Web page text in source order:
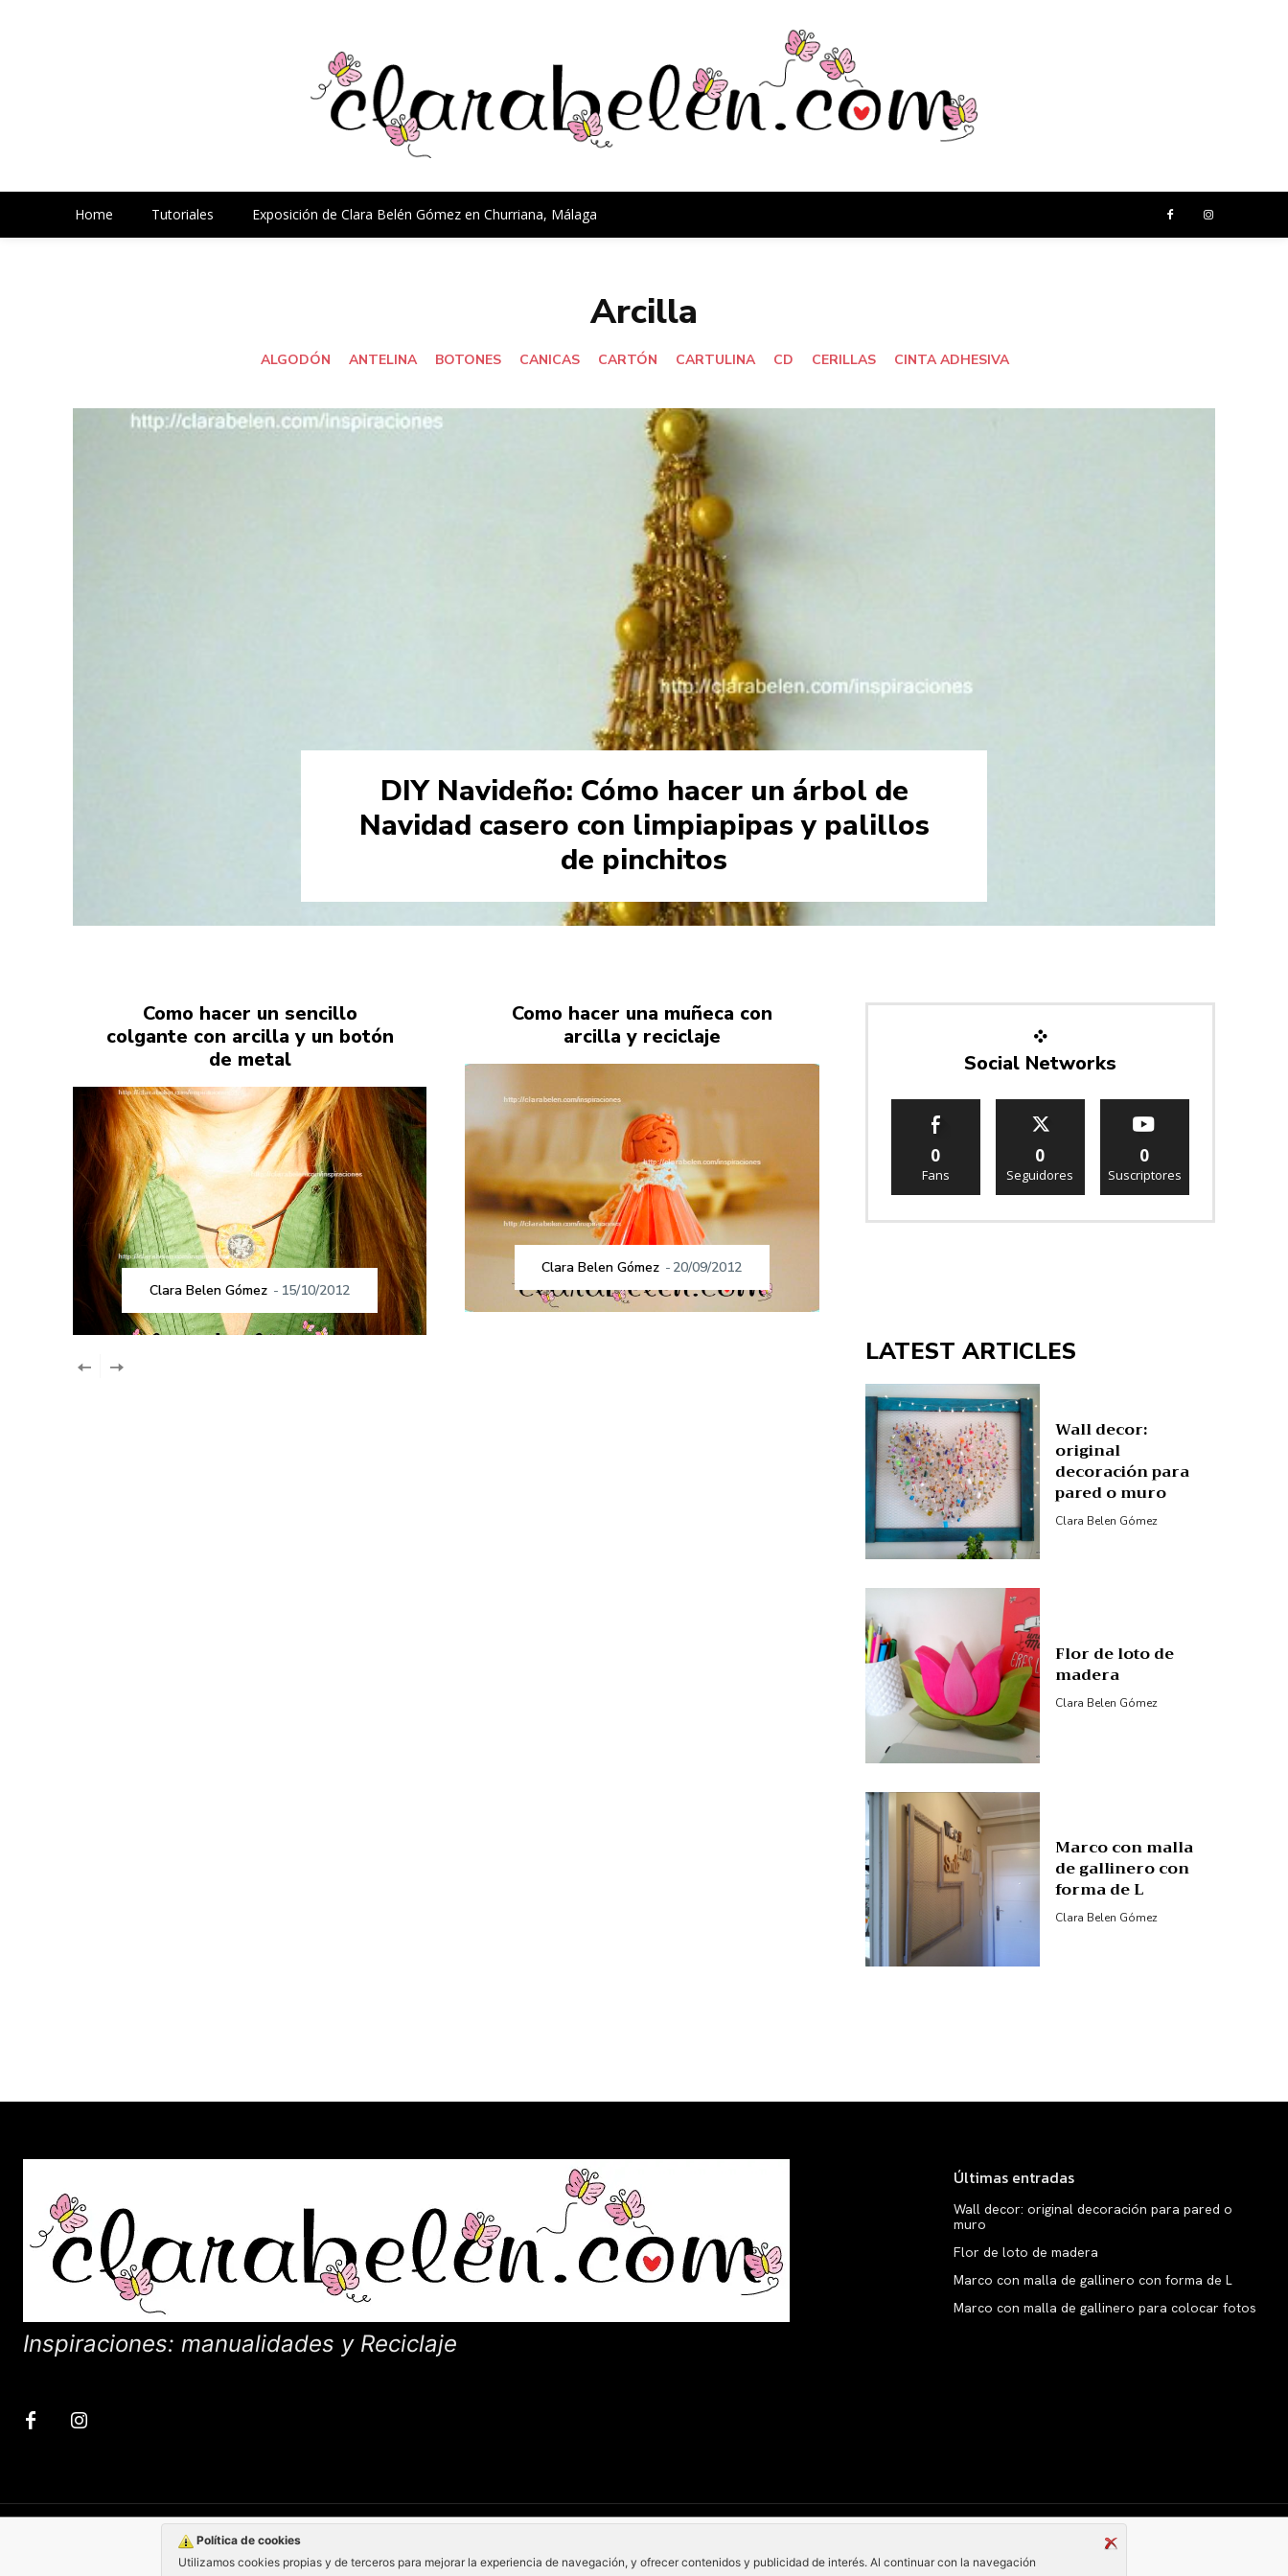
Política de cookies
Utilizamos cookies propias y de terceros para mejorar la experiencia de navegación, y ofrecer contenidos y publicidad de interés. Al continuar con la navegación
Home Tutoriales Exposición de Clara Belén Gómez en Churriana, Málaga
Arcilla
ALGODÓN ANTELINA BOTONES CANICAS CARTÓN CARTULINA CD CERILLAS CINTA ADHESIVA
DIY Navideño: Cómo hacer un árbol de
Navidad casero con limpiapipas y palillos
de pinchitos
Como hacer un sencillo
colgante con arcilla y un botón
de metal
Clara Belen Gómez - 15/10/2012
Como hacer una muñeca con
arcilla y reciclaje
Clara Belen Gómez - 20/09/2012
Social Networks
0
Fans
0
Seguidores
0
Suscriptores
LATEST ARTICLES
Wall decor:
original
decoración para
pared o muro
Clara Belen Gómez
Flor de loto de
madera
Clara Belen Gómez
Marco con malla
de gallinero con
forma de L
Clara Belen Gómez
Inspiraciones: manualidades y Reciclaje
Últimas entradas
Wall decor: original decoración para pared o
muro
Flor de loto de madera
Marco con malla de gallinero con forma de L
Marco con malla de gallinero para colocar fotos
Copyright © clarabelen.com